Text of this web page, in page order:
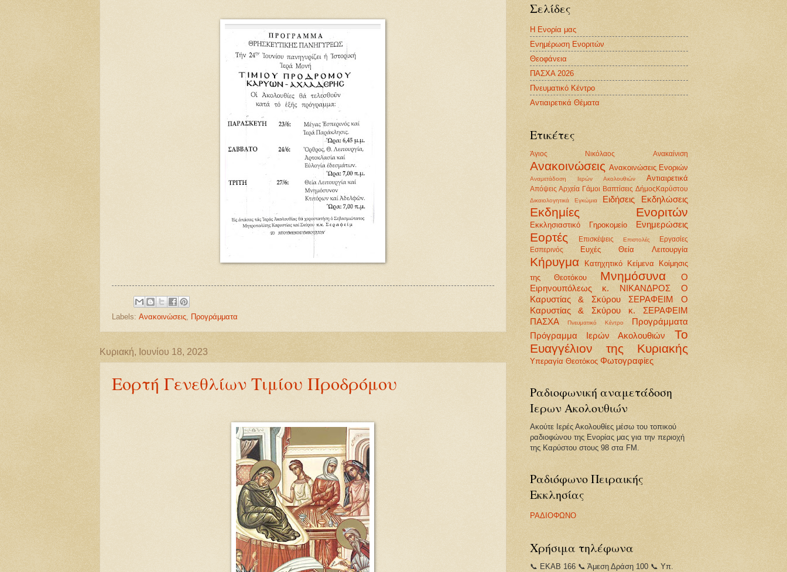
Labels: Ανακοινώσεις, Προγράμματα
Κυριακή, Ιουνίου 18, 2023
Εορτή Γενεθλίων Τιμίου Προδρόμου
Σελίδες
Η Ενορία μας
Ενημέρωση Ενοριτών
Θεοφάνεια
ΠΑΣΧΑ 2026
Πνευματικό Κέντρο
Αντιαιρετικά Θέματα
Ετικέτες
Άγιος Νικόλαος Ανακαίνιση
Ανακοινώσεις Ανακοινώσεις Ενοριών
Αναμετάδοση Ιερών Ακολουθιών Αντιαιρετικά
Απόψεις Αρχεία Γάμοι Βαπτίσεις ΔήμοςΚαρύστου
Δικαιολογητικά Εγκώμια Ειδήσεις Εκδηλώσεις
Εκδημίες Ενοριτών
Εκκλησιαστικό Γηροκομείο Ενημερώσεις
Εορτές Επισκέψεις Επιστολές
Εργασίες
Εσπερινός
Ευχές Θεία Λειτουργία
Κήρυγμα Κατηχητικό Κείμενα
Κοίμησις
της Θεοτόκου
Μνημόσυνα
Ο
Ειρηνουπόλεως κ. ΝΙΚΑΝΔΡΟΣ
Ο
Καρυστίας & Σκύρου ΣΕΡΑΦΕΙΜ
Ο
Καρυστίας & Σκύρου κ. ΣΕΡΑΦΕΙΜ
ΠΑΣΧΑ
Πνευματικό Κέντρο
Προγράμματα
Πρόγραμμα Ιερών Ακολουθιών
Το
Ευαγγέλιον της Κυριακής
Υπεραγία Θεοτόκος Φωτογραφίες
Ραδιοφωνική αναμετάδοση
Ιερων Ακολουθιών
Ακούτε Ιερές Ακολουθίες μέσω του τοπικού
ραδιοφώνου της Ενορίας μας για την περιοχή
της Καρύστου στους 98 στα FM.
Ραδιόφωνο Πειραικής
Εκκλησίας
ΡΑΔΙΟΦΩΝΟ
Χρήσιμα τηλέφωνα
📞 ΕΚΑΒ 166 📞 Άμεση Δράση 100 📞 Υπ.